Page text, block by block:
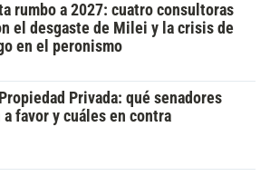
rumbo a 2027: cuatro consultoras
el desgaste de Milei y la crisis de
en el peronismo
Privada: qué senadores
favor y cuáles en contra